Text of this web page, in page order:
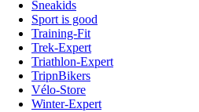
Sneakids
Sport is good
Training-Fit
Trek-Expert
Triathlon-Expert
TripnBikers
Vélo-Store
Winter-Expert